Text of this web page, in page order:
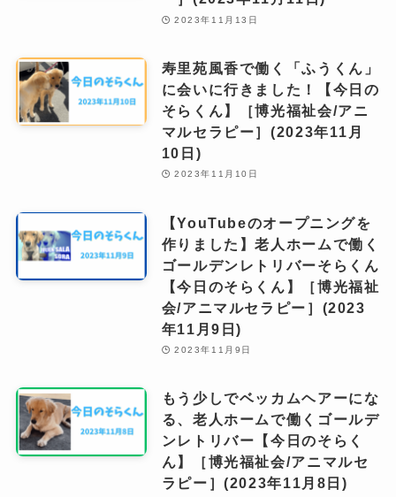
2023年11月13日
寿里苑風香で働く「ふうくん」
に会いに行きました！【今日の
そらくん】［博光福祉会/アニ
マルセラピー］(2023年11月
10日)
2023年11月10日
【YouTubeのオープニングを
作りました】老人ホームで働く
ゴールデンレトリバーそらくん
【今日のそらくん】［博光福祉
会/アニマルセラピー］(2023
年11月9日)
2023年11月9日
もう少しでベッカムヘアーにな
る、老人ホームで働くゴールデ
ンレトリバー【今日のそらく
ん】［博光福祉会/アニマルセ
ラピー］(2023年11月8日)